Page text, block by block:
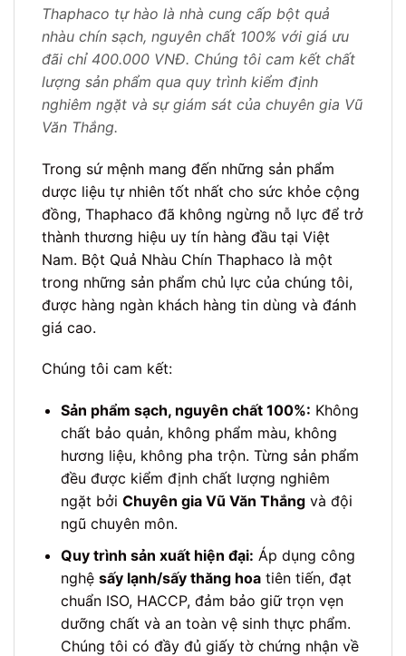
Thaphaco tự hào là nhà cung cấp bột quả
nhàu chín sạch, nguyên chất 100% với giá ưu
đãi chỉ 400.000 VNĐ. Chúng tôi cam kết chất
lượng sản phẩm qua quy trình kiểm định
nghiêm ngặt và sự giám sát của chuyên gia Vũ
Văn Thắng.
Trong sứ mệnh mang đến những sản phẩm
dược liệu tự nhiên tốt nhất cho sức khỏe cộng
đồng, Thaphaco đã không ngừng nỗ lực để trở
thành thương hiệu uy tín hàng đầu tại Việt
Nam. Bột Quả Nhàu Chín Thaphaco là một
trong những sản phẩm chủ lực của chúng tôi,
được hàng ngàn khách hàng tin dùng và đánh
giá cao.
Chúng tôi cam kết:
Sản phẩm sạch, nguyên chất 100%: Không
chất bảo quản, không phẩm màu, không
hương liệu, không pha trộn. Từng sản phẩm
đều được kiểm định chất lượng nghiêm
ngặt bởi Chuyên gia Vũ Văn Thắngvà đội
ngũ chuyên môn.
Quy trình sản xuất hiện đại: Áp dụng công
nghệ sấy lạnh/sấy thăng hoatiên tiến, đạt
chuẩn ISO, HACCP, đảm bảo giữ trọn vẹn
dưỡng chất và an toàn vệ sinh thực phẩm.
Chúng tôi có đầy đủ giấy tờ chứng nhận về